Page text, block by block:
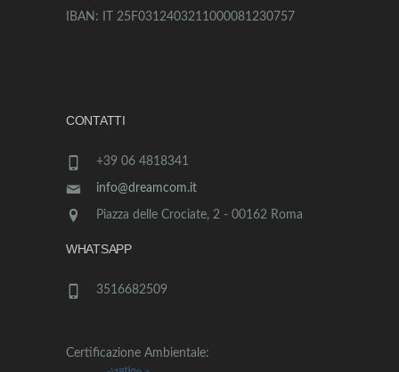
IBAN: IT 25F0312403211000081230757
CONTATTI
+39 06 4818341
info@dreamcom.it
Piazza delle Crociate, 2 - 00162 Roma
WHATSAPP
3516682509
Certificazione Ambientale: